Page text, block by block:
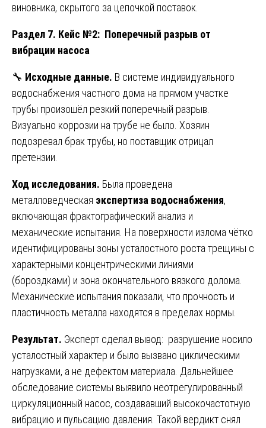
виновника, скрытого за цепочкой поставок.
Раздел 7. Кейс №2: Поперечный разрыв от
вибрации насоса
🔧 Исходные данные. В системе индивидуального
водоснабжения частного дома на прямом участке
трубы произошёл резкий поперечный разрыв.
Визуально коррозии на трубе не было. Хозяин
подозревал брак трубы, но поставщик отрицал
претензии.
Ход исследования. Была проведена
металловедческая экспертиза водоснабжения,
включающая фрактографический анализ и
механические испытания. На поверхности излома чётко
идентифицированы зоны усталостного роста трещины с
характерными концентрическими линиями
(бороздками) и зона окончательного вязкого долома.
Механические испытания показали, что прочность и
пластичность металла находятся в пределах нормы.
Результат. Эксперт сделал вывод: разрушение носило
усталостный характер и было вызвано циклическими
нагрузками, а не дефектом материала. Дальнейшее
обследование системы выявило неотрегулированный
циркуляционный насос, создававший высокочастотную
вибрацию и пульсацию давления. Такой вердикт снял